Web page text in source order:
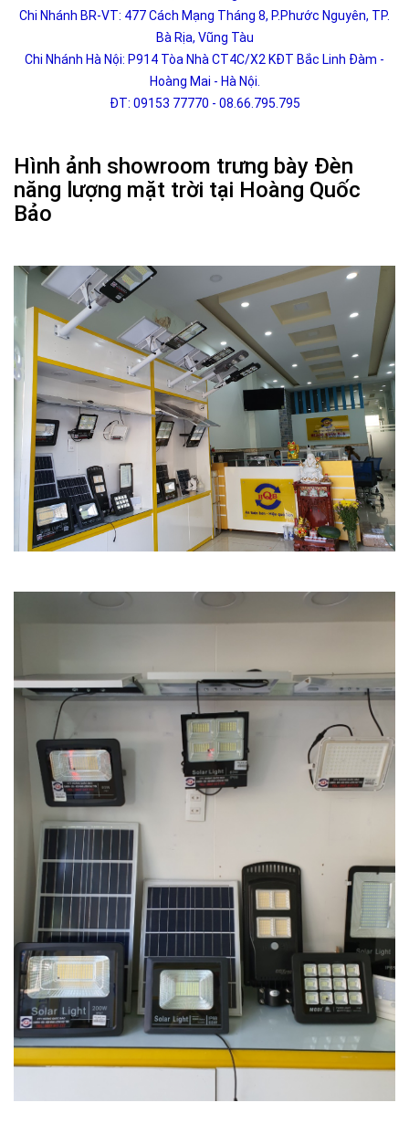
Chi Nhánh BR-VT: 477 Cách Mạng Tháng 8, P.Phước Nguyên, TP.
Bà Rịa, Vũng Tàu
Chi Nhánh Hà Nội: P914 Tòa Nhà CT4C/X2 KĐT Bắc Linh Đàm -
Hoàng Mai - Hà Nội.
ĐT: 09153 77770 - 08.66.795.795
Hình ảnh showroom trưng bày Đèn
năng lượng mặt trời tại Hoàng Quốc
Bảo